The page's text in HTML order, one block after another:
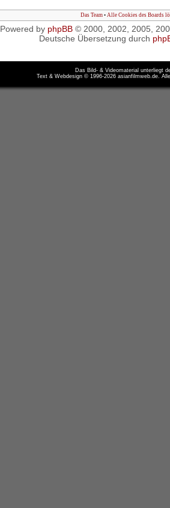
Das Team • Alle Cookies des Boards
Powered by phpBB© 2000, 2002, 2005,
Deutsche Übersetzung durch
Das Bild- & Videomaterial unterliegt
Text & Webdesign © 1996-2026 asianfilmweb.de.